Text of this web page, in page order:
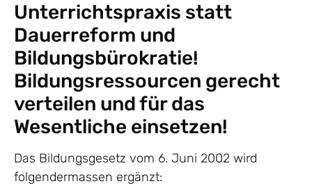
Unterrichtspraxis statt
Dauerreform und
Bildungsbürokratie!
Bildungsressourcen gerecht
verteilen und für das
Wesentliche einsetzen!
Das Bildungsgesetz vom 6. Juni 2002 wird
folgendermassen ergänzt: